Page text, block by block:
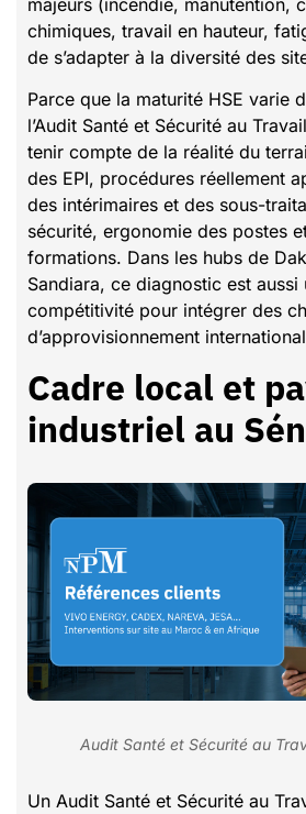
chimiques, travail en hauteur,
de s’adapter à la diversité des
Parce que la maturité HSE varie
l’Audit Santé et Sécurité au
tenir compte de la réalité du
des EPI, procédures réellement
des intérimaires et des sous-
sécurité, ergonomie des postes
formations. Dans les hubs de
Sandiara, ce diagnostic est aussi
compétitivité pour intégrer des
d’approvisionnement
Cadre local et
industriel au
Audit Santé et Sécurité au
Un Audit Santé et Sécurité au